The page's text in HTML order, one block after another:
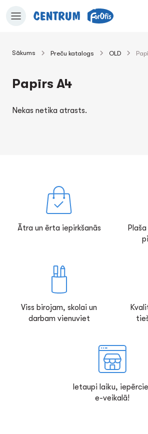
Sākums Preču katalogs OLD
Papīrs A4
Nekas netika atrasts.
Ātra un ērta iepirkšanās
Viss birojam, skolai un
darbam vienuviet
Ietaupi laiku,
e-veikalā!